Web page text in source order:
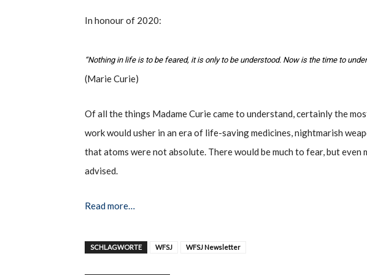
In honour of 2020:
“Nothing in life is to be feared, it is only to be understood. Now is the time to
(Marie Curie)
Of all the things Madame Curie came to understand, certainly the
work would usher in an era of life-saving medicines, nightmarish
that atoms were not absolute. There would be much to fear, but even
advised.
Read more…
SCHLAGWORTE WFSJ WFSJ Newsletter